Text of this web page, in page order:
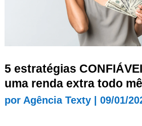
5 estratégias
uma renda extra todo
por Agência Texty| 09/01/